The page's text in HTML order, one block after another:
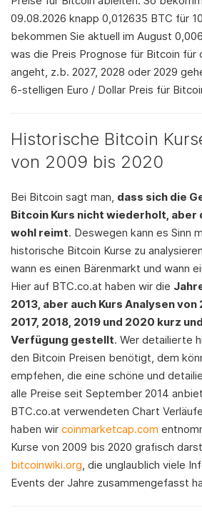
09.08.2026 knapp 0,012635 BTC für
bekommen Sie aktuell im August
was die Preis Prognose für Bitcoin für
angeht, z.b. 2027, 2028 oder 2029
6-stelligen Euro / Dollar Preis für
Historische Bitcoin
von 2009 bis 2020
Bei Bitcoin sagt man, dass sich die
Bitcoin Kurs nicht wiederholt, aber
wohl reimt. Deswegen kann es Sinn
historische Bitcoin Kurse zu
wann es einen Bärenmarkt und wann
Hier auf BTC.co.at haben wir die
2013, aber auch Kurs Analysen von
2017, 2018, 2019 und 2020 kurz
Verfügung gestellt. Wer detailierte
den Bitcoin Preisen benötigt, dem
empfehen, die eine schöne und
alle Preise seit September 2014
BTC.co.at verwendeten Chart
haben wir coinmarketcap.com
Kurse von 2009 bis 2020 grafisch
bitcoinwiki.org, die unglaublich viele
Events der Jahre zusammengefasst